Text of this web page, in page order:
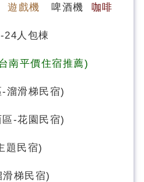
遊戲機 啤酒機 咖啡
人包棟
南平價住宿推薦)
-溜滑梯民宿)
區-花園民宿)
題民宿)
梯民宿)